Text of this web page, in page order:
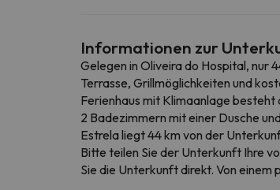
Informationen zur
Gelegen in Oliveira do Hospital, nur
Terrasse, Grillmöglichkeiten und
Ferienhaus mit Klimaanlage
2 Badezimmern mit einer Dusche
Estrela liegt 44 km von der
Bitte teilen Sie der Unterkunft Ihre
Sie die Unterkunft direkt. Von